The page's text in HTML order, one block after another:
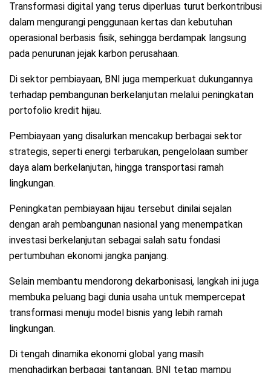
Transformasi digital yang terus diperluas turut berkontribusi
dalam mengurangi penggunaan kertas dan kebutuhan
operasional berbasis fisik, sehingga berdampak langsung
pada penurunan jejak karbon perusahaan.
Di sektor pembiayaan, BNI juga memperkuat dukungannya
terhadap pembangunan berkelanjutan melalui peningkatan
portofolio kredit hijau.
Pembiayaan yang disalurkan mencakup berbagai sektor
strategis, seperti energi terbarukan, pengelolaan sumber
daya alam berkelanjutan, hingga transportasi ramah
lingkungan.
Peningkatan pembiayaan hijau tersebut dinilai sejalan
dengan arah pembangunan nasional yang menempatkan
investasi berkelanjutan sebagai salah satu fondasi
pertumbuhan ekonomi jangka panjang.
Selain membantu mendorong dekarbonisasi, langkah ini juga
membuka peluang bagi dunia usaha untuk mempercepat
transformasi menuju model bisnis yang lebih ramah
lingkungan.
Di tengah dinamika ekonomi global yang masih
menghadirkan berbagai tantangan, BNI tetap mampu